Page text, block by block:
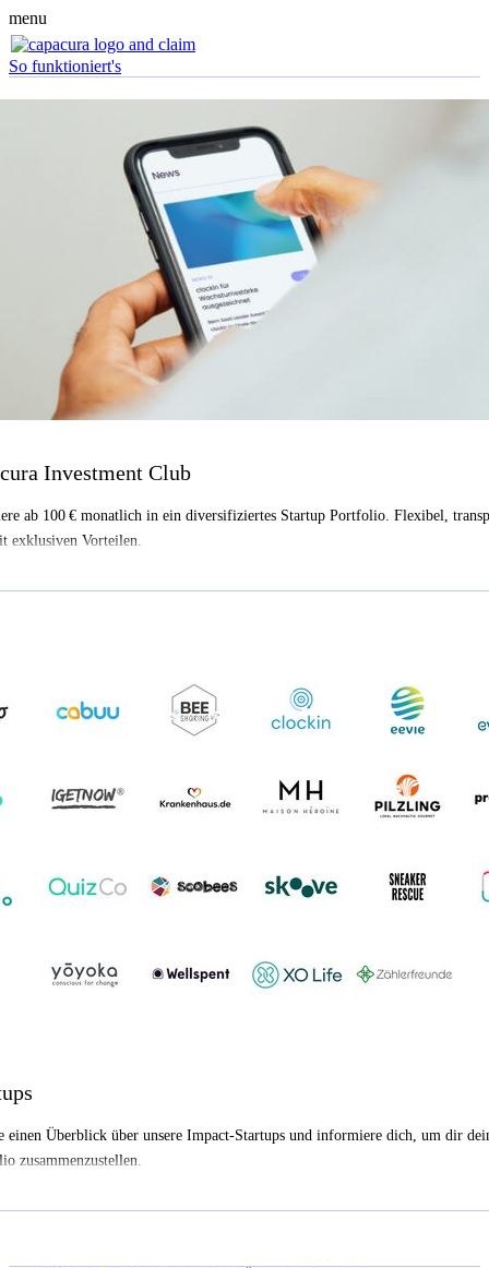
menu
So funktioniert's
Investment Club
ab 100 € monatlich in ein diversifiziertes Startup Portfolio. Flexibel,
exklusiven Vorteilen.
einen Überblick über unsere Impact-Startups und informiere dich, um dir
zusammenzustellen.